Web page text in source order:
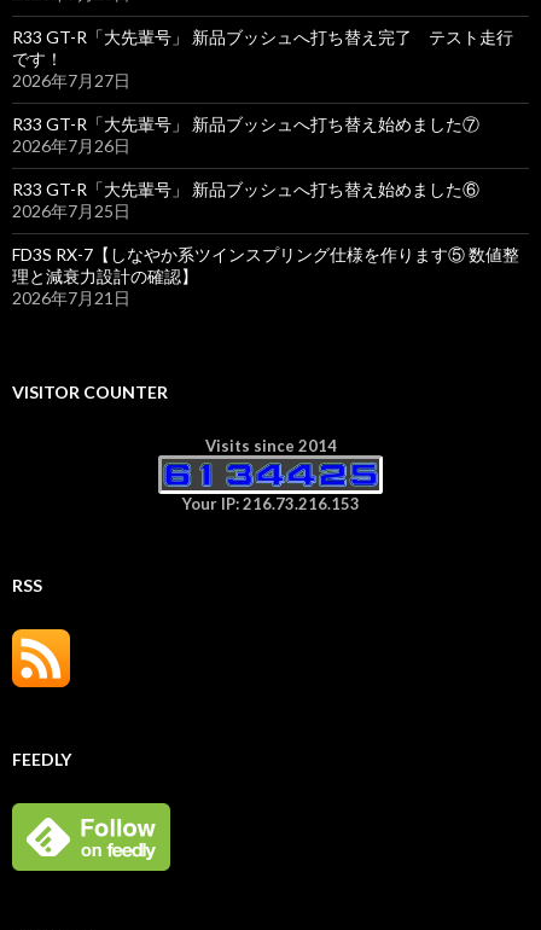
R33 GT-R「大先輩号」 新品ブッシュへ打ち替え完了 テスト走行
です！
2026年7月27日
R33 GT-R「大先輩号」 新品ブッシュへ打ち替え始めました⑦
2026年7月26日
R33 GT-R「大先輩号」 新品ブッシュへ打ち替え始めました⑥
2026年7月25日
FD3S RX-7【しなやか系ツインスプリング仕様を作ります⑤ 数値整
理と減衰力設計の確認】
2026年7月21日
VISITOR COUNTER
Visits since 2014
Your IP: 216.73.216.153
RSS
FEEDLY